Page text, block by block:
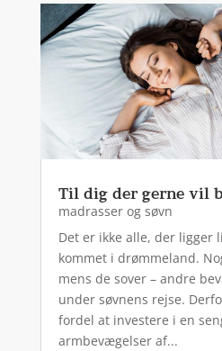
Til dig der gerne vil
madrasser og søvn
Det er ikke alle, der ligger
kommet i drømmeland.
mens de sover – andre
under søvnens rejse.
fordel at investere i en
armbevægelser af...